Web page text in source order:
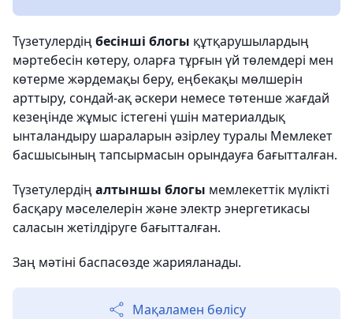
Түзетулердің бесінші блогы құтқарушылардың
мәртебесін көтеру, оларға тұрғын үй төлемдері мен
көтерме жәрдемақы беру, еңбекақы мөлшерін
арттыру, сондай-ақ әскери немесе төтенше жағдай
кезеңінде жұмыс істегені үшін материалдық
ынталандыру шараларын әзірлеу туралы Мемлекет
басшысының тапсырмасын орындауға бағытталған.
Түзетулердің алтыншы блогы мемлекеттік мүлікті
басқару мәселелерін және электр энергетикасы
саласын жетілдіруге бағытталған.
Заң мәтіні баспасөзде жарияланады.
Мақаламен бөлісу